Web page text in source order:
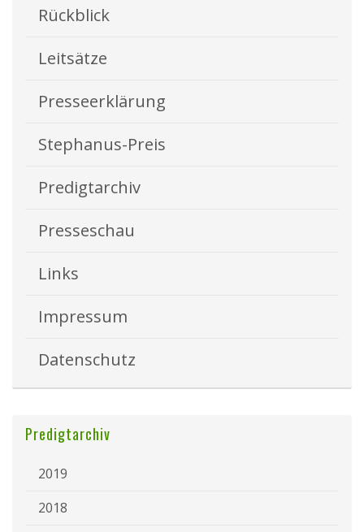
Rückblick
Leitsätze
Presseerklärung
Stephanus-Preis
Predigtarchiv
Presseschau
Links
Impressum
Datenschutz
Predigtarchiv
2019
2018